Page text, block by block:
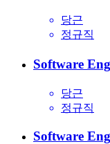
당근
정규직
Software
당근
정규직
Software